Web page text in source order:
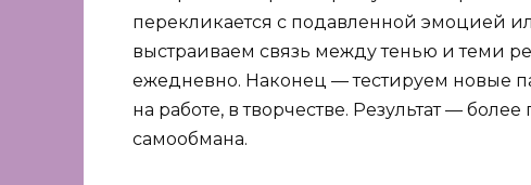
перекликается с подавленной эмоцией
выстраиваем связь между тенью и теми
ежедневно. Наконец — тестируем новые
на работе, в творчестве. Результат —
самообмана.